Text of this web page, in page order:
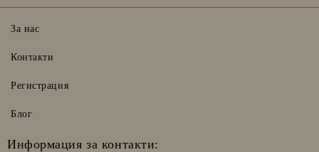
За нас
Контакти
Регистрация
Блог
Информация за контакти: